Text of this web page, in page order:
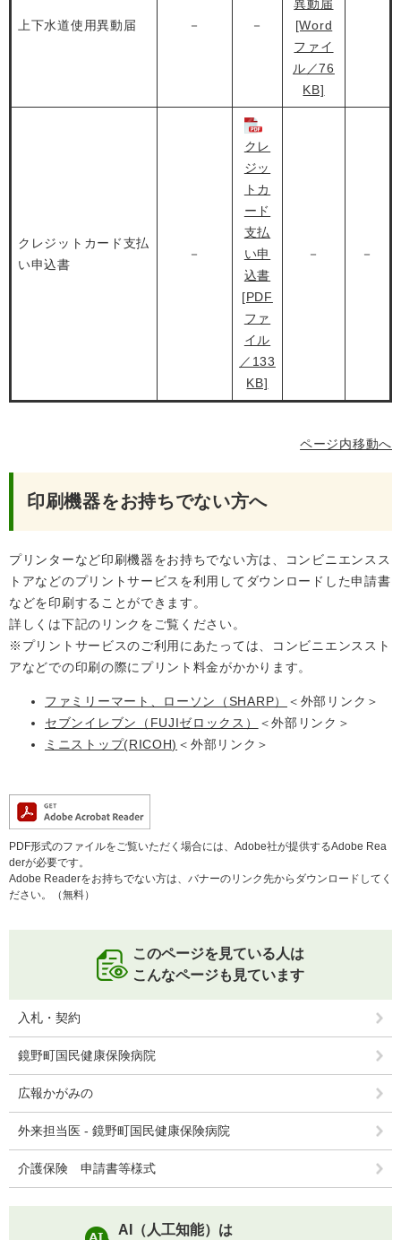
上下水道使用異動届 － －
異動届
[Word
ファイ
ル／76
KB]
クレジットカード支払
い申込書
－
クレ
ジッ
トカ
ード
支払
い申
込書
[PDF
ファ
イル
／133
KB]
－ －
ページ内移動へ
印刷機器をお持ちでない方へ
プリンターなど印刷機器をお持ちでない方は、コンビニエンスス
トアなどのプリントサービスを利用してダウンロードした申請書
などを印刷することができます。
詳しくは下記のリンクをご覧ください。
※プリントサービスのご利用にあたっては、コンビニエンススト
アなどでの印刷の際にプリント料金がかかります。
ファミリーマート、ローソン（SHARP）
＜外部リンク＞
セブンイレブン（FUJIゼロックス）
＜外部リンク＞
ミニストップ(RICOH) ＜外部リンク＞
PDF形式のファイルをご覧いただく場合には、Adobe社が提供するAdobe Rea
derが必要です。
Adobe Readerをお持ちでない方は、バナーのリンク先からダウンロードしてく
ださい。（無料）
このページを見ている人は
こんなページも見ています
入札・契約
鏡野町国民健康保険病院
広報かがみの
外来担当医 - 鏡野町国民健康保険病院
介護保険 申請書等様式
AI（人工知能）は